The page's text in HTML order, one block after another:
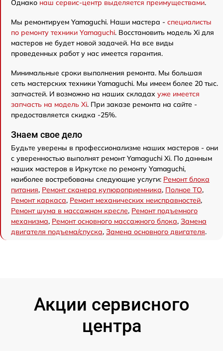
Однако наш сервис-центр выделяется преимуществами.
Мы ремонтируем Yamaguchi. Наши мастера - специалисты
по ремонту техники Yamaguchi. Восстановить модель Xi для
мастеров не будет новой задачей. На все виды
проведенных работ у нас имеется гарантия.
Минимальные сроки выполнения ремонта. Мы большая
сеть мастерских техники Yamaguchi. Мы имеем более 20 тыс.
запчастей. И возможно на наших складах уже имеется
запчасть на модель Xi. При заказе ремонта на сайте -
предоставляется скидка -25%.
Знаем свое дело
Будьте уверены в профессионализме наших мастеров - они
с уверенностью выполнят ремонт Yamaguchi Xi. По данным
наших мастеров в Иркутске по ремонту Yamaguchi,
наиболее востребованы следующие услуги: Ремонт блока
питания, Ремонт сканера купюроприемника, Полное ТО,
Ремонт каркаса, Ремонт механических неисправностей,
Ремонт шума в массажном кресле, Ремонт подъемного
механизма, Ремонт основного массажного блока, Замена
двигателя подъема/спуска, Замена основного двигателя.
Акции сервисного
центра